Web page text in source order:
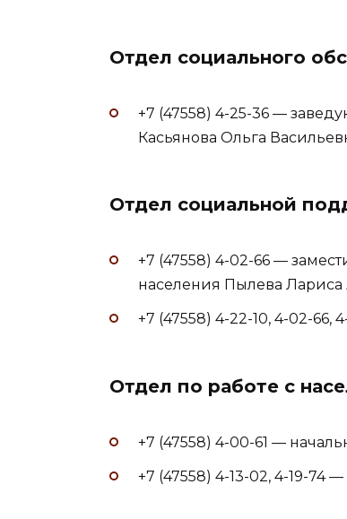
Отдел социального
+7 (47558) 4-25-36 —
Касьянова Ольга
Отдел социальной
+7 (47558) 4-02-66 —
населения Пылева Лариса
+7 (47558) 4-22-10, 4-02-66,
Отдел по работе с
+7 (47558) 4-00-61 —
+7 (47558) 4-13-02, 4-19-74